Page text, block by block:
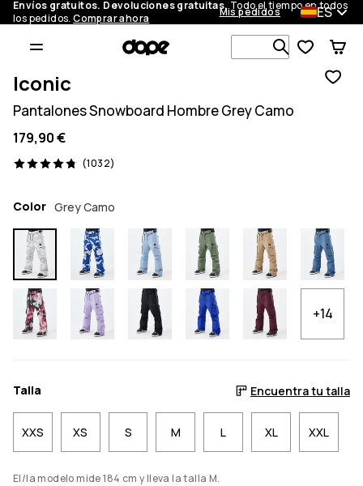
Envíos gratuitos. Devoluciones gratuitas.Todo el tiempo en todos
los pedidos.Comprar ahora Mis pedidos ES
Busca en
Iconic
Pantalones Snowboard Hombre Grey Camo
179,90 €
(1032)
1032 opiniones, 4.8/5
Color Grey Camo
+14
Talla Encuentra tu talla
XXS XS S M L XL XXL
El/la modelo mide 184 cm y lleva la talla M.